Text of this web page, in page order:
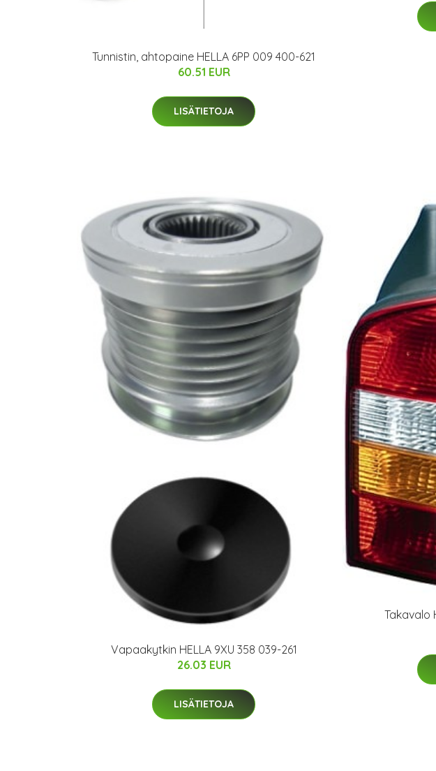
Tunnistin, ahtopaine HELLA 6PP 009 400-621
60.51 EUR
LISÄTIETOJA
Vapaakytkin HELLA 9XU 358 039-261
26.03 EUR
LISÄTIETOJA
Takavalo